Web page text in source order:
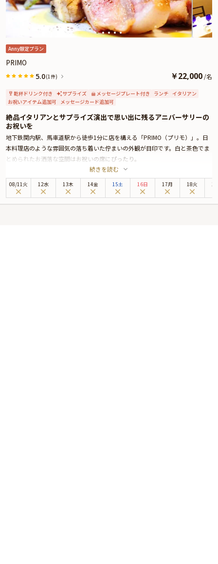
Anny限定プラン
PRIMO
5.0(1件) ￥22,000 /名
乾杯ドリンク付き サプライズ メッセージプレート付き ランチ イタリアン
お祝いアイテム追加可 メッセージカード追加可
絶品イタリアンとサプライズ演出で思い出に残るアニバーサリーの
お祝いを
地下鉄関内駅、馬車道駅から徒歩1分に店を構える「PRIMO（プリモ）」。日
本料理店のような雰囲気の落ち着いた佇まいの外観が目印です。白と茶色でま
とめられたお洒落な空間はお祝いの席にぴったり。
本プランでご提供するのは、イタリア仕込みの凄腕シェフが振る舞う絶品イタ
リアン全7品。こだわりのお野菜や手打ちの生パスタ、オマール海老や和牛と
いった豪華食材を使用したメニューは大満足間違いなしです。乾杯用ドリンク
続きを読む
08/11火 12水 13木 14金 15土 16日 17月 18火